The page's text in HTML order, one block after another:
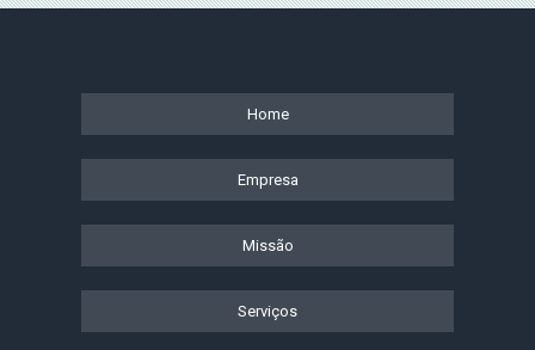
Home
Empresa
Missão
Serviços